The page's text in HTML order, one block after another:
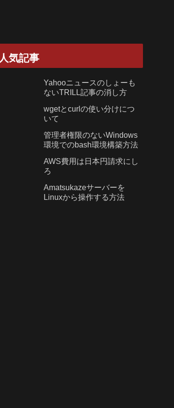
人気記事
Yahooニュースのしょーも
ないTRILL記事の消し方
wgetとcurlの使い分けにつ
いて
管理者権限のないWindows
環境でのbash環境構築方法
AWS費用は日本円請求にし
ろ
Amatsukazeサーバーを
Linuxから操作する方法